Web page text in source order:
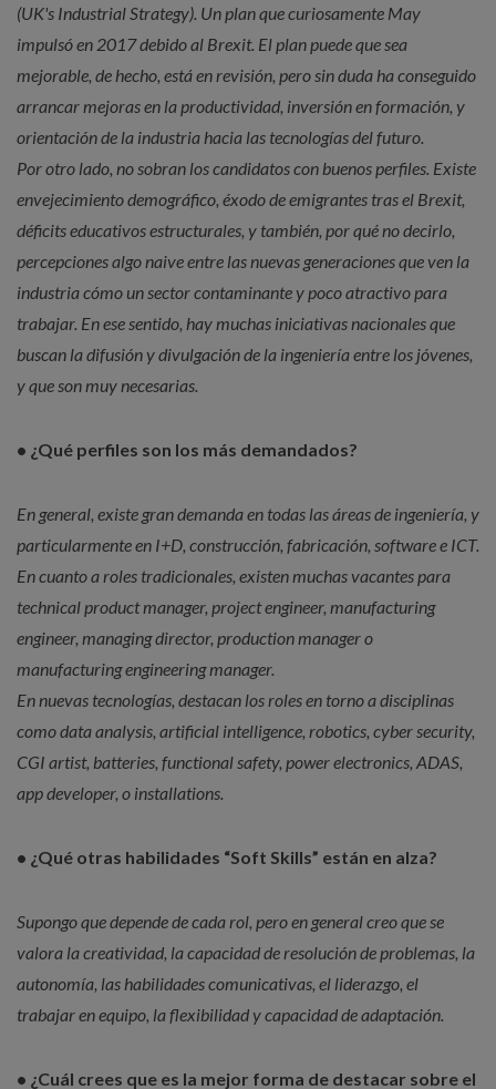
(UK's Industrial Strategy). Un plan que curiosamente May
impulsó en 2017 debido al Brexit. El plan puede que sea
mejorable, de hecho, está en revisión, pero sin duda ha conseguido
arrancar mejoras en la productividad, inversión en formación, y
orientación de la industria hacia las tecnologías del futuro.
Por otro lado, no sobran los candidatos con buenos perfiles. Existe
envejecimiento demográfico, éxodo de emigrantes tras el Brexit,
déficits educativos estructurales, y también, por qué no decirlo,
percepciones algo naive entre las nuevas generaciones que ven la
industria cómo un sector contaminante y poco atractivo para
trabajar. En ese sentido, hay muchas iniciativas nacionales que
buscan la difusión y divulgación de la ingeniería entre los jóvenes,
y que son muy necesarias.
• ¿Qué perfiles son los más demandados?
En general, existe gran demanda en todas las áreas de ingeniería, y
particularmente en I+D, construcción, fabricación, software e ICT.
En cuanto a roles tradicionales, existen muchas vacantes para
technical product manager, project engineer, manufacturing
engineer, managing director, production manager o
manufacturing engineering manager.
En nuevas tecnologías, destacan los roles en torno a disciplinas
como data analysis, artificial intelligence, robotics, cyber security,
CGI artist, batteries, functional safety, power electronics, ADAS,
app developer, o installations.
• ¿Qué otras habilidades “Soft Skills” están en alza?
Supongo que depende de cada rol, pero en general creo que se
valora la creatividad, la capacidad de resolución de problemas, la
autonomía, las habilidades comunicativas, el liderazgo, el
trabajar en equipo, la flexibilidad y capacidad de adaptación.
• ¿Cuál crees que es la mejor forma de destacar sobre el